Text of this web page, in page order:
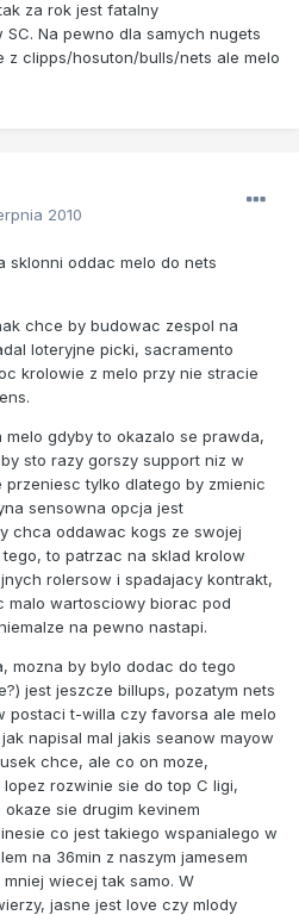
za rok jest fatalny
Na pewno dla samych nugets
z clipps/hosuton/bulls/nets ale melo
2010
sklonni oddac melo do nets
chce by budowac zespol na
loteryjne picki, sacramento
krolowie z melo przy nie stracie
gdyby to okazalo se prawda,
sto razy gorszy support niz w
tylko dlatego by zmienic
sensowna opcja jest
chca oddawac kogs ze swojej
to patrzac na sklad krolow
rolersow i spadajacy kontrakt,
malo wartosciowy biorac pod
na pewno nastapi.
mozna by bylo dodac do tego
jest jeszcze billups, pozatym nets
postaci t-willa czy favorsa ale melo
napisal mal jakis seanow mayow
chce, ale co on moze,
rozwinie sie do top C ligi,
sie drugim kevinem
co jest takiego wspanialego w
na 36min z naszym jamesem
wiecej tak samo. W
jasne jest love czy mlody